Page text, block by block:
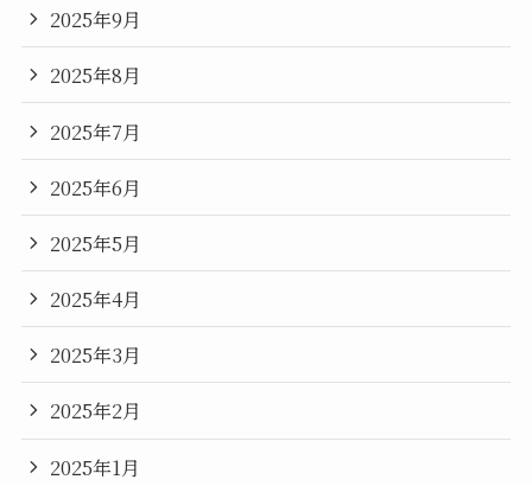
2025年9月
2025年8月
2025年7月
2025年6月
2025年5月
2025年4月
2025年3月
2025年2月
2025年1月